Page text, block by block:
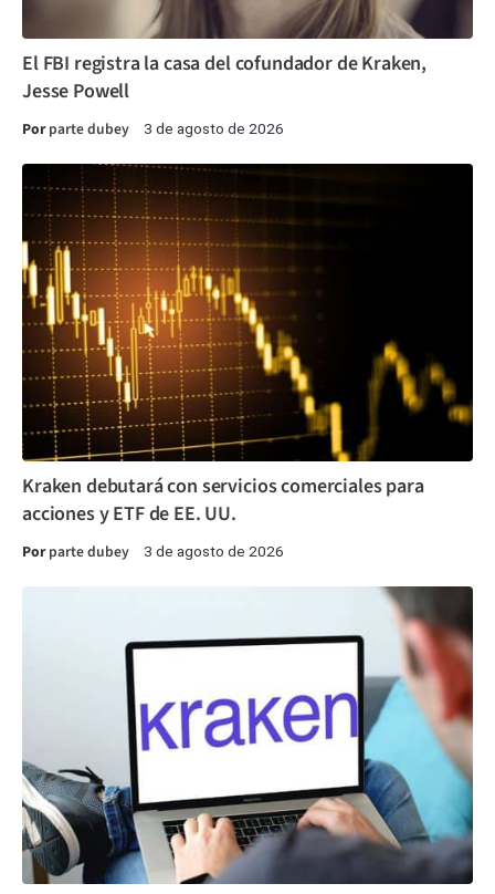
El FBI registra la casa del cofundador de Kraken,
Jesse Powell
Porparte dubey 3 de agosto de 2026
Kraken debutará con servicios comerciales para
acciones y ETF de EE. UU.
Porparte dubey 3 de agosto de 2026